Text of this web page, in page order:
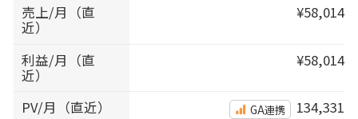
売上/月（直
近）
¥58,014
利益/月（直
近）
¥58,014
PV/月（直近） GA連携 134,331